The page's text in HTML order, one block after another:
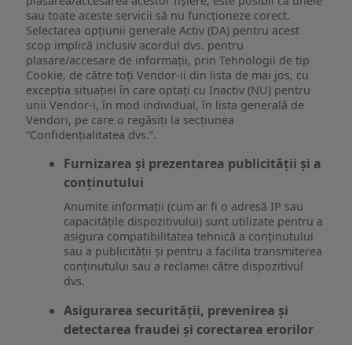
sau toate aceste servicii să nu funcționeze corect.
Selectarea opțiunii generale Activ (DA) pentru acest
scop implică inclusiv acordul dvs. pentru
plasare/accesare de informații, prin Tehnologii de tip
Cookie, de către toți Vendor-ii din lista de mai jos, cu
excepția situației în care optați cu Inactiv (NU) pentru
unii Vendor-i, în mod individual, în lista generală de
Vendori, pe care o regăsiți la secțiunea
“Confidențialitatea dvs.”.
Furnizarea și prezentarea publicității și a
conținutului
Anumite informații (cum ar fi o adresă IP sau
capacitățile dispozitivului) sunt utilizate pentru a
asigura compatibilitatea tehnică a conținutului
sau a publicității și pentru a facilita transmiterea
conținutului sau a reclamei către dispozitivul
dvs.
Asigurarea securității, prevenirea și
detectarea fraudei și corectarea erorilor